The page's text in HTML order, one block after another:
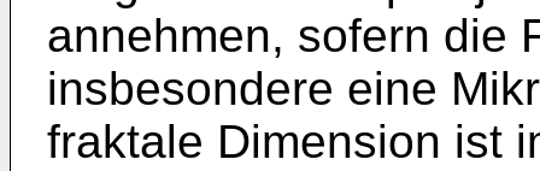
annehmen, sofern die
insbesondere eine
fraktale Dimension ist